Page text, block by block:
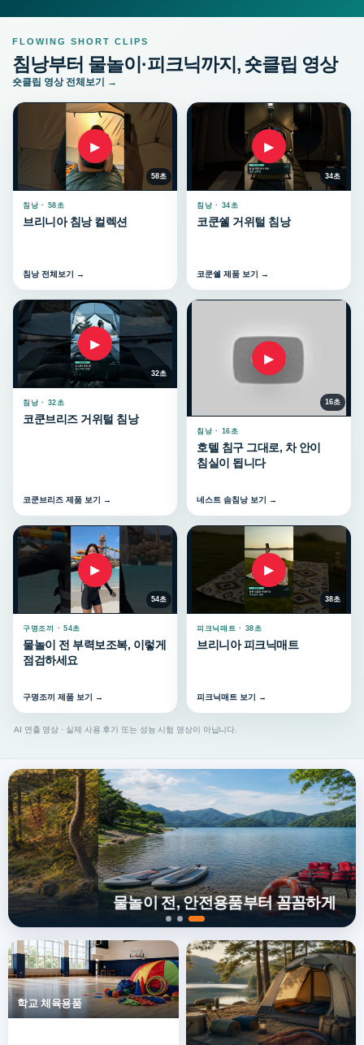
FLOWING SHORT CLIPS
침낭부터 물놀이·피크닉까지, 숏클립 영상
숏클립 영상 전체보기 →
▶
58초
침낭 · 58초
브리니아 침낭 컬렉션
침낭 전체보기 →
▶
34초
침낭 · 34초
코쿤쉘 거위털 침낭
코쿤쉘 제품 보기 →
▶
32초
침낭 · 32초
코쿤브리즈 거위털 침낭
코쿤브리즈 제품 보기 →
▶
16초
침낭 · 16초
호텔 침구 그대로, 차 안이
침실이 됩니다
네스트 솜침낭 보기 →
▶
54초
구명조끼 · 54초
물놀이 전 부력보조복, 이렇게
점검하세요
구명조끼 제품 보기 →
▶
38초
피크닉매트 · 38초
브리니아 피크닉매트
피크닉매트 보기 →
AI 연출 영상 · 실제 사용 후기 또는 성능 시험 영상이 아닙니다.